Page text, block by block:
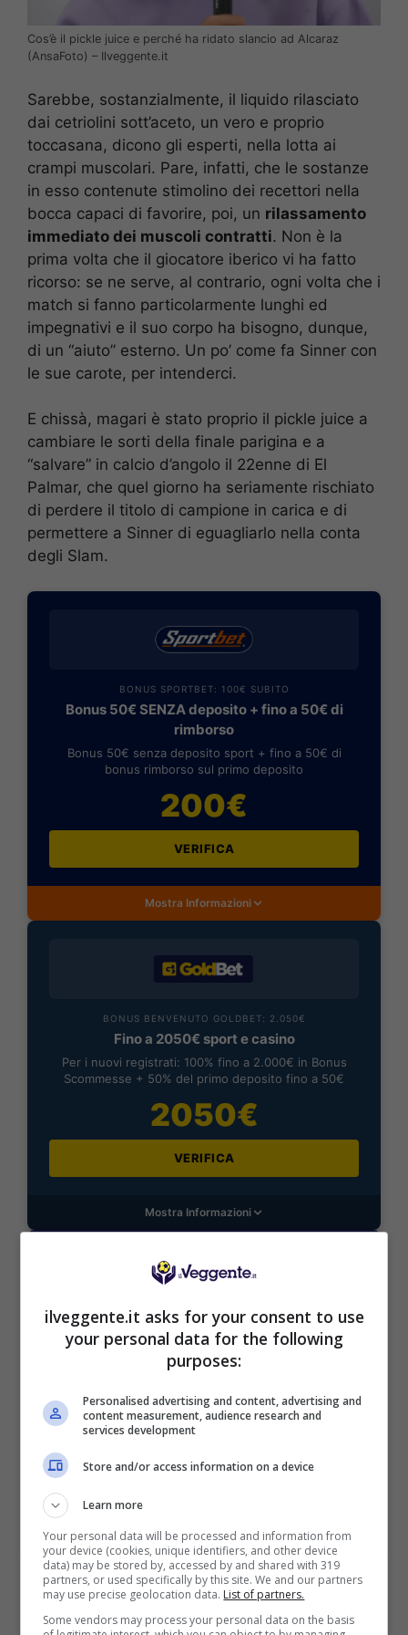
Cos’è il pickle juice e perché ha ridato slancio ad Alcaraz
(AnsaFoto) – Ilveggente.it
Sarebbe, sostanzialmente, il liquido rilasciato
dai cetriolini sott’aceto, un vero e proprio
toccasana, dicono gli esperti, nella lotta ai
crampi muscolari. Pare, infatti, che le sostanze
in esso contenute stimolino dei recettori nella
bocca capaci di favorire, poi, un rilassamento
immediato dei muscoli contratti. Non è la
prima volta che il giocatore iberico vi ha fatto
ricorso: se ne serve, al contrario, ogni volta che i
match si fanno particolarmente lunghi ed
impegnativi e il suo corpo ha bisogno, dunque,
di un “aiuto” esterno. Un po’ come fa Sinner con
le sue carote, per intenderci.
E chissà, magari è stato proprio il pickle juice a
cambiare le sorti della finale parigina e a
“salvare” in calcio d’angolo il 22enne di El
Palmar, che quel giorno ha seriamente rischiato
di perdere il titolo di campione in carica e di
permettere a Sinner di eguagliarlo nella conta
degli Slam.
BONUS SPORTBET: 100€ SUBITO
Bonus 50€ SENZA deposito + fino a 50€ di
rimborso
Bonus 50€ senza deposito sport + fino a 50€ di
bonus rimborso sul primo deposito
200€
VERIFICA
Mostra Informazioni
BONUS BENVENUTO GOLDBET: 2.050€
Fino a 2050€ sport e casino
Per i nuovi registrati: 100% fino a 2.000€ in Bonus
Scommesse + 50% del primo deposito fino a 50€
2050€
VERIFICA
Mostra Informazioni
BONUS BENVENUTO LOTTOMATICA: 2050€
Fino a 2050€ bonus scommesse e sport
Per i nuovi utenti della piattaforma: 100% fino a 50€ in
Sport
2050€
Mostra Informazioni
SNAI
ilveggente.it asks for your consent to use
your personal data for the following
purposes:
Personalised advertising and content, advertising and
content measurement, audience research and
services development
Store and/or access information on a device
Learn more
Your personal data will be processed and information from
your device (cookies, unique identifiers, and other device
data) may be stored by, accessed by and shared with 319
partners, or used specifically by this site. We and our partners
may use precise geolocation data. List of partners.
Some vendors may process your personal data on the basis